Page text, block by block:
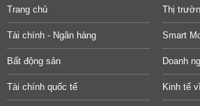
Trang chủ Thị
Tài chính - Ngân hàng Smart
Bất động sản Doanh
Tài chính quốc tế Kinh tế